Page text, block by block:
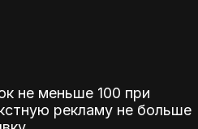
не меньше 100 при
рекламу не больше